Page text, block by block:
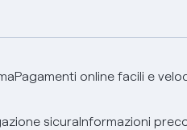
Pagamenti online facili e
sicuraInformazioni